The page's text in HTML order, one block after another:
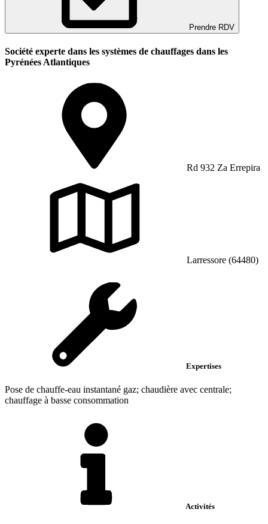
Prendre RDV
Société experte dans les systèmes de chauffages dans les
Pyrénées Atlantiques
Rd 932 Za Errepira
Larressore (64480)
Expertises
Pose de chauffe-eau instantané gaz; chaudière avec centrale;
chauffage à basse consommation
Activités